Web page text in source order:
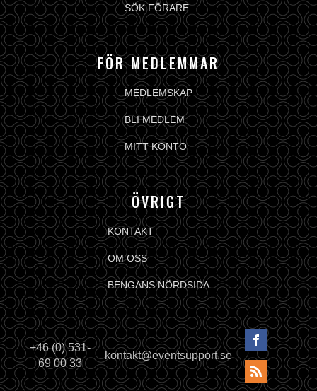
SÖK FÖRARE
FÖR MEDLEMMAR
MEDLEMSKAP
BLI MEDLEM
MITT KONTO
ÖVRIGT
KONTAKT
OM OSS
BENGANS NÖRDSIDA
+46 (0) 531-
69 00 33
kontakt@eventsupport.se